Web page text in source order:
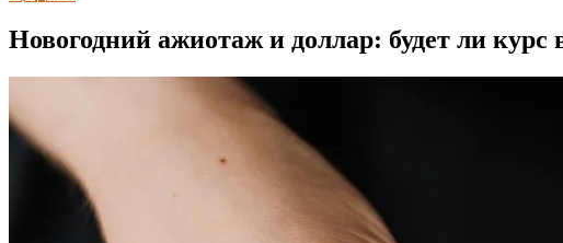
Новогодний ажиотаж и доллар: будет ли курс